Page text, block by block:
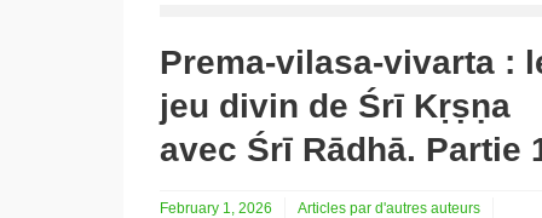
Prema-vilasa-vivarta :
jeu divin de Śrī Kṛṣṇa
avec Śrī Rādhā. Partie
February 1, 2026
Articles par d'autres auteurs